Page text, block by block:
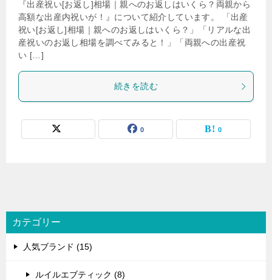
『出産祝い[お返し]相場｜親へのお返しはいくら？両親から
高額な出産内祝いが！』について紹介しています。 「出産
祝い[お返し]相場｜親へのお返しはいくら？」「リアルな出
産祝いのお返し相場を調べてみると！」「両親への出産祝
い […]
続きを読む
0 0
カテゴリー
人気ブランド (15)
ルイルエブティック (8)